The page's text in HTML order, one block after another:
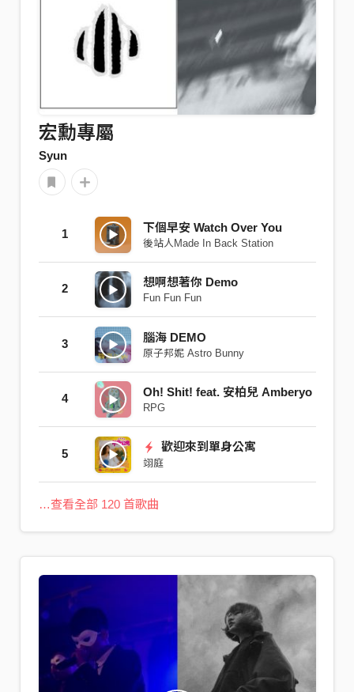
宏勳專屬
Syun
1 下個早安 Watch Over You
後站人Made In Back Station
2 想啊想著你 Demo
Fun Fun Fun
3 腦海 DEMO
原子邦妮 Astro Bunny
4 Oh! Shit! feat. 安柏兒 Amberyo
RPG
5
歡迎來到單身公寓
翊庭
…查看全部 120 首歌曲